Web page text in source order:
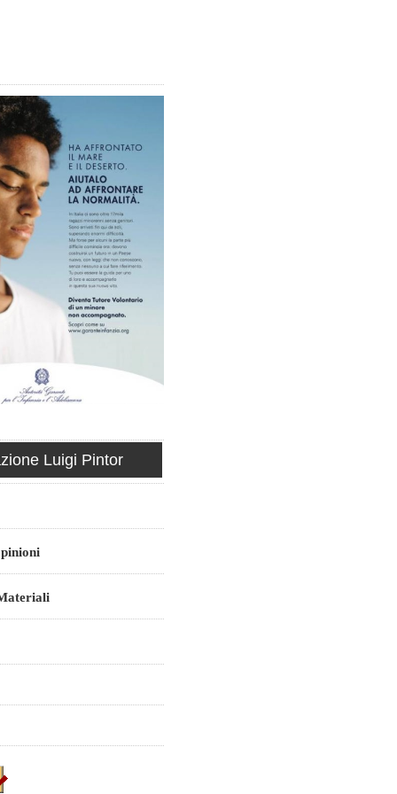
Luigi Pintor